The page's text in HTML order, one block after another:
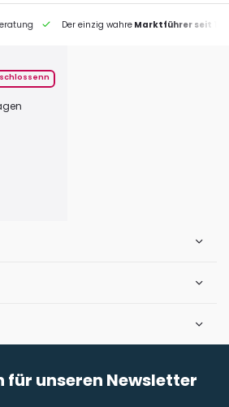
Der einzig wahreMarktführer seit 1995
für unseren Newsletter